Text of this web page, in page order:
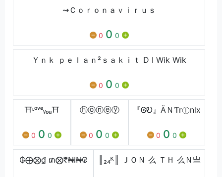
⇝Ｃｏｒｏｎａｖｉｒｕｓ
0 0 0
Ｙｎｋ ｐｅｌａｎ²ｓａｋｉｔ D I Wik Wik
0 0 0
⛩ᶫᵒᵛᵉᵧₒᵤ⛩
0 0 0
ⓗⓞⓝⓔⓨ
0 0 0
『ᎶᎧ』ÄＮƬr㊉nlx
0 0 0
₲⨁⨂₫ ₥⨂₹₦i₦₢ ║₂₄ᴷ║ ＪＯＮ 么 ＴＨ 么Ｎ亗